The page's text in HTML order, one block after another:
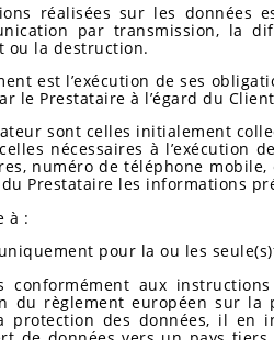
réalisées sur les données
par transmission, la
ou la destruction.
est l’exécution de ses
le Prestataire à l’égard du
sont celles initialement
nécessaires à l’exécution
numéro de téléphone mobile,
Prestataire les informations
à :
pour la ou les
conformément aux
du règlement européen sur
protection des données, il en